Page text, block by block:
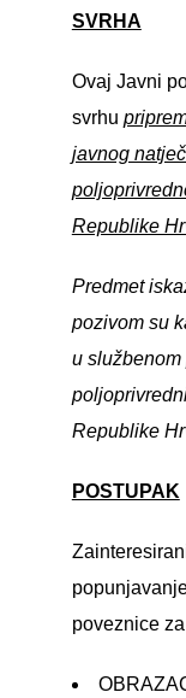
SVRHA
Ovaj Javni
svrhu
javnog
Republike
Predmet
pozivom su
u službenom
Republike
POSTUPAK
poveznice